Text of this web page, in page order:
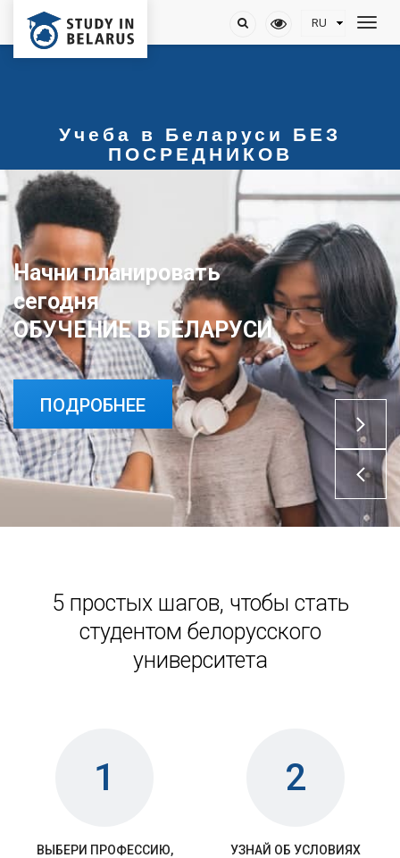
Учеба в Беларуси БЕЗ
ПОСРЕДНИКОВ
Начни планировать
сегодня
ОБУЧЕНИЕ В БЕЛАРУСИ
ПОДРОБНЕЕ
ОБУЧЕНИЕ В БЕЛАРУСИ
ПОДРОБНЕЕ
5 простых шагов, чтобы стать
студентом белорусского
университета
1
ВЫБЕРИ ПРОФЕССИЮ,
2
УЗНАЙ ОБ УСЛОВИЯХ